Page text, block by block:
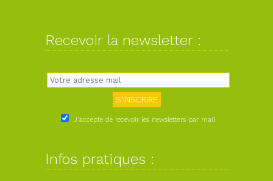
Recevoir la newsletter :
J'accepte de recevoir les newsletters par mail
Infos pratiques :